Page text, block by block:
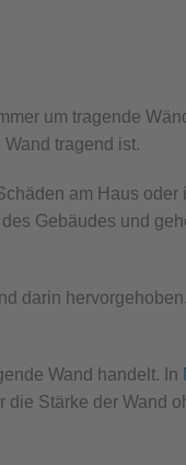
um tragende
tragend ist.
am Haus oder
Gebäudes und
darin
Wand handelt. In
Stärke der Wand